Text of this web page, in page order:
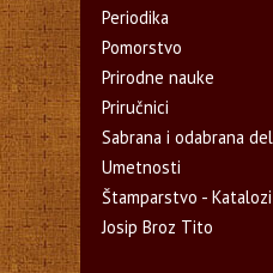
Periodika
Pomorstvo
Prirodne nauke
Priručnici
Sabrana i odabrana
Umetnosti
Štamparstvo -
Josip Broz Tito